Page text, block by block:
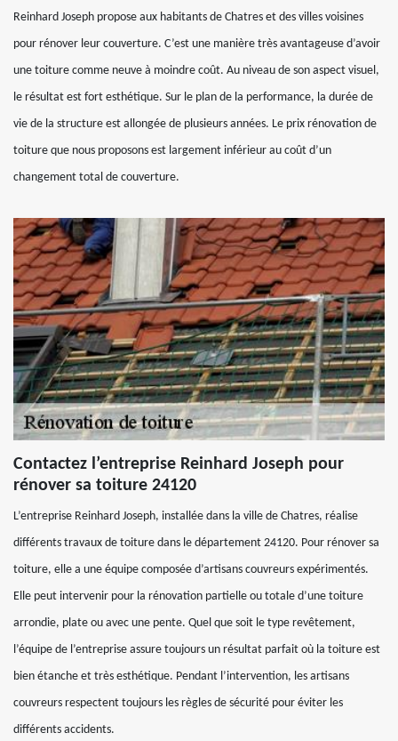
Reinhard Joseph propose aux habitants de Chatres et des villes voisines
pour rénover leur couverture. C’est une manière très avantageuse d’avoir
une toiture comme neuve à moindre coût. Au niveau de son aspect visuel,
le résultat est fort esthétique. Sur le plan de la performance, la durée de
vie de la structure est allongée de plusieurs années. Le prix rénovation de
toiture que nous proposons est largement inférieur au coût d’un
changement total de couverture.
Contactez l’entreprise Reinhard Joseph pour
rénover sa toiture 24120
L’entreprise Reinhard Joseph, installée dans la ville de Chatres, réalise
différents travaux de toiture dans le département 24120. Pour rénover sa
toiture, elle a une équipe composée d’artisans couvreurs expérimentés.
Elle peut intervenir pour la rénovation partielle ou totale d’une toiture
arrondie, plate ou avec une pente. Quel que soit le type revêtement,
l’équipe de l’entreprise assure toujours un résultat parfait où la toiture est
bien étanche et très esthétique. Pendant l’intervention, les artisans
couvreurs respectent toujours les règles de sécurité pour éviter les
différents accidents.